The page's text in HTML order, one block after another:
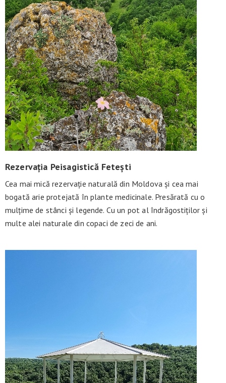
Rezervația Peisagistică Fetești
Cea mai mică rezervație naturală din Moldova și cea mai
bogată arie protejată în plante medicinale. Presărată cu o
mulțime de stânci și legende. Cu un pot al îndrăgostiților și
multe alei naturale din copaci de zeci de ani.